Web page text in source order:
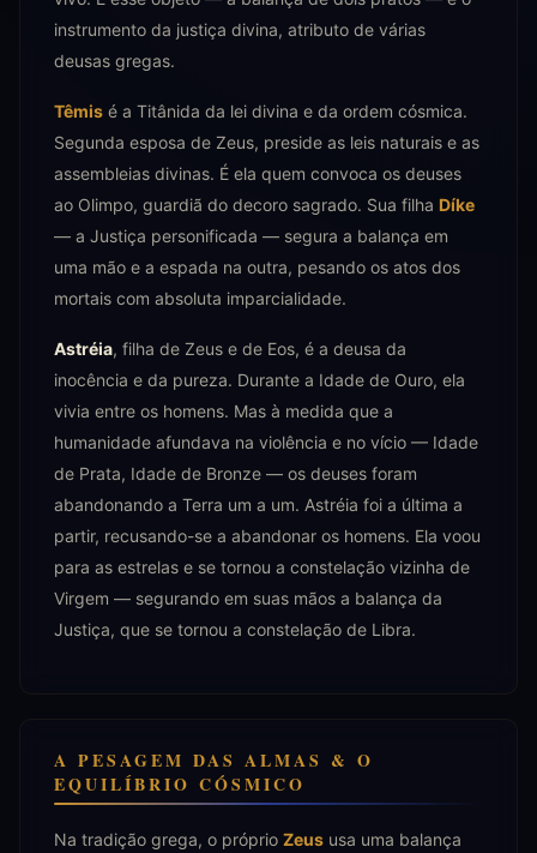
instrumento da justiça divina, atributo de várias
deusas gregas.
Têmis é a Titânida da lei divina e da ordem cósmica.
Segunda esposa de Zeus, preside as leis naturais e as
assembleias divinas. É ela quem convoca os deuses
ao Olimpo, guardiã do decoro sagrado. Sua filha Díke
— a Justiça personificada — segura a balança em
uma mão e a espada na outra, pesando os atos dos
mortais com absoluta imparcialidade.
Astréia, filha de Zeus e de Eos, é a deusa da
inocência e da pureza. Durante a Idade de Ouro, ela
vivia entre os homens. Mas à medida que a
humanidade afundava na violência e no vício — Idade
de Prata, Idade de Bronze — os deuses foram
abandonando a Terra um a um. Astréia foi a última a
partir, recusando-se a abandonar os homens. Ela voou
para as estrelas e se tornou a constelação vizinha de
Virgem — segurando em suas mãos a balança da
Justiça, que se tornou a constelação de Libra.
A PESAGEM DAS ALMAS & O
EQUILÍBRIO CÓSMICO
Na tradição grega, o próprio Zeus usa uma balança